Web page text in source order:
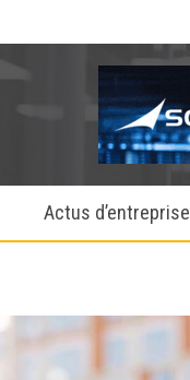
Actus d’entreprise